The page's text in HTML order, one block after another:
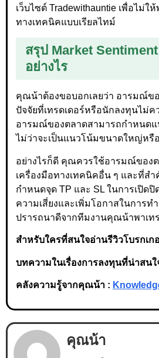
เว็บไซต์ Tradewithauntie เพื่อไม่ใ
ทางเทคนิคแบบเรียลไทม์
สรุป Market
อย่างไร
คุณน้าต้องขอบอกเลยว่า อารมณ์ข
ปัจจัยที่เทรดเดอร์หรือนักลงทุนไม่ค
อารมณ์ของตลาดสามารถกำหนด
ไม่ว่าจะเป็นแนวโน้มขนาดใหญ่หรื
อย่างไรก็ดี คุณควรใช้อารมณ์ของ
เครื่องมือทางเทคนิคอื่น ๆ และที่ส
กำหนดจุด TP และ SL ในการเปิดปิ
ความเสี่ยงและเพิ่มโอกาสในการท
ปรารถนาดีจากทีมงานคุณน้าพาเท
สำหรับใครที่สนใจอ่านรีวิวโบรกเก
บทความในเรื่องการลงทุนที่น่าสนใ
คลังความรู้จากคุณน้า :
คุณน้า